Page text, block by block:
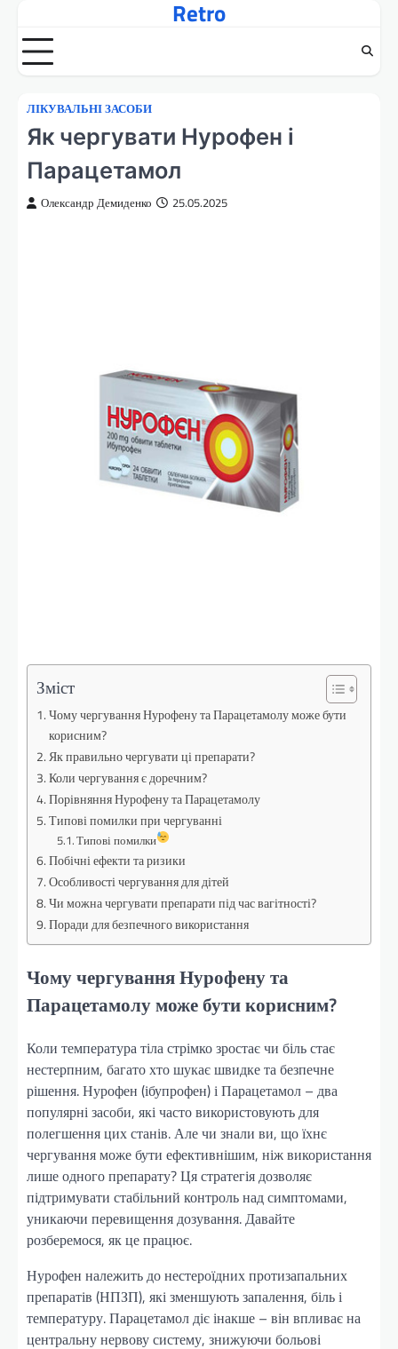
вмісту
Retro
ЛІКУВАЛЬНІ ЗАСОБИ
Як чергувати Нурофен і
Парацетамол
Олександр Демиденко 25.05.2025
Зміст
Чому чергування Нурофену та Парацетамолу може бути
корисним?
Як правильно чергувати ці препарати?
Коли чергування є доречним?
Порівняння Нурофену та Парацетамолу
Типові помилки при чергуванні
Типові помилки
Побічні ефекти та ризики
Особливості чергування для дітей
Чи можна чергувати препарати під час вагітності?
Поради для безпечного використання
Чому чергування Нурофену та
Парацетамолу може бути корисним?
Коли температура тіла стрімко зростає чи біль стає
нестерпним, багато хто шукає швидке та безпечне
рішення. Нурофен (ібупрофен) і Парацетамол – два
популярні засоби, які часто використовують для
полегшення цих станів. Але чи знали ви, що їхнє
чергування може бути ефективнішим, ніж використання
лише одного препарату? Ця стратегія дозволяє
підтримувати стабільний контроль над симптомами,
уникаючи перевищення дозування. Давайте
розберемося, як це працює.
Нурофен належить до нестероїдних протизапальних
препаратів (НПЗП), які зменшують запалення, біль і
температуру. Парацетамол діє інакше – він впливає на
центральну нервову систему, знижуючи больові